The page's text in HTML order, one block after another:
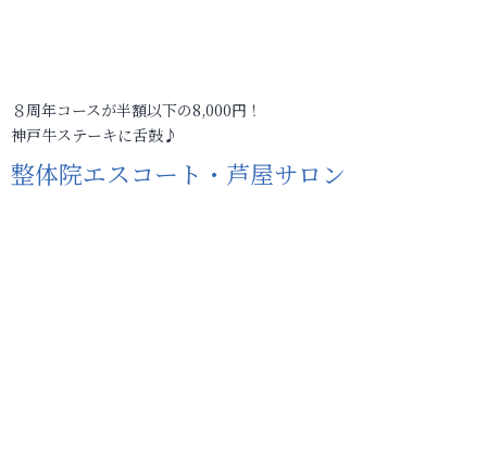
８周年コースが半額以下の8,000円！
神戸牛ステーキに舌鼓♪
整体院エスコート・芦屋サロン